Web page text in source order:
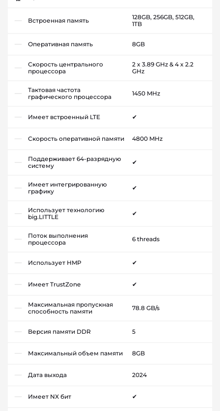
Встроенная память
128GB, 256GB, 512GB,
1TB
Оперативная память 8GB
Скорость центрального
процессора
2 x 3.89 GHz & 4 x 2.2
GHz
Тактовая частота
графического процессора
1450 MHz
Имеет встроенный LTE ✔
Скорость оперативной памяти 4800 MHz
Поддерживает 64-разрядную
систему
✔
Имеет интегрированную
графику
✔
Использует технологию
big.LITTLE
✔
Поток выполнения
процессора
6 threads
Использует HMP ✔
Имеет TrustZone ✔
Максимальная пропускная
способность памяти
78.8 GB/s
Версия памяти DDR 5
Максимальный объем памяти 8GB
Дата выхода 2024
Имеет NX бит ✔